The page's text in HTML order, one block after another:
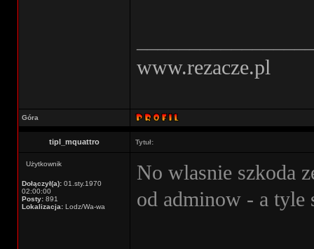
www.rezacze.pl
Góra
tipl_mquattro Tytuł:
Użytkownik
Dołączył(a): 01.sty.1970
02:00:00
Posty: 891
Lokalizacja: Lodz/Wa-wa
No wlasnie szkoda
od adminow - a tyle